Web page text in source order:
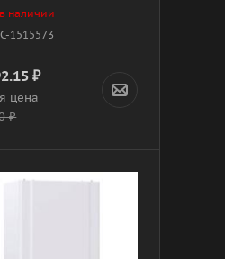
наличии
1515573
₽
цена
₽